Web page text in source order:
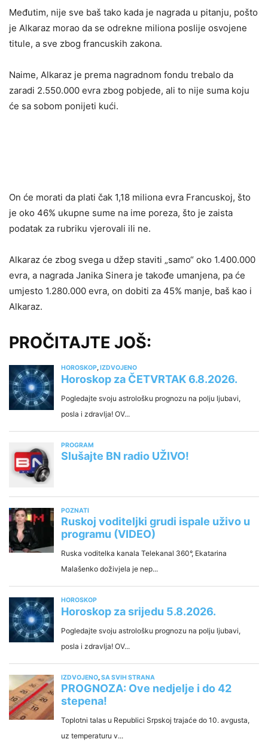
Međutim, nije sve baš tako kada je nagrada u pitanju, pošto
je Alkaraz morao da se odrekne miliona poslije osvojene
titule, a sve zbog francuskih zakona.
Naime, Alkaraz je prema nagradnom fondu trebalo da
zaradi 2.550.000 evra zbog pobjede, ali to nije suma koju
će sa sobom ponijeti kući.
On će morati da plati čak 1,18 miliona evra Francuskoj, što
je oko 46% ukupne sume na ime poreza, što je zaista
podatak za rubriku vjerovali ili ne.
Alkaraz će zbog svega u džep staviti „samo“ oko 1.400.000
evra, a nagrada Janika Sinera je takođe umanjena, pa će
umjesto 1.280.000 evra, on dobiti za 45% manje, baš kao i
Alkaraz.
PROČITAJTE JOŠ: